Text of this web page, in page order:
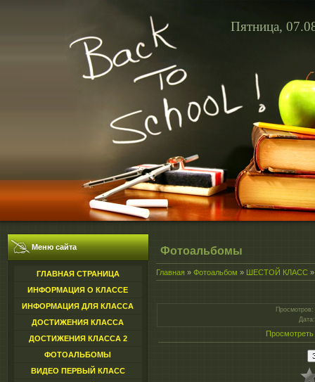
Пятница,
Меню сайта
ГЛАВНАЯ СТРАНИЦА
ИНФОРМАЦИЯ О КЛАССЕ
ИНФОРМАЦИЯ ДЛЯ КЛАССА
ДОСТИЖЕНИЯ КЛАССА
ДОСТИЖЕНИЯ КЛАССА 2
ФОТОАЛЬБОМЫ
ВИДЕО ПЕРВЫЙ КЛАСС
Фотоальбомы
Главная » Фотоальбом » ШЕСТОЙ КЛАСС
Просмотров:
Дата